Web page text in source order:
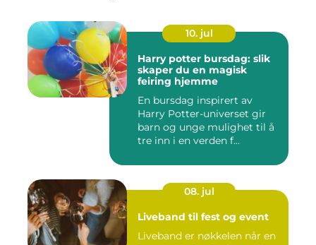
10. jul
Harry potter bursdag: slik
skaper du en magisk
feiring hjemme
En bursdag inspirert av
Harry Potter-universet gir
barn og unge mulighet til å
tre inn i en verden f...
08. jul
Liveband til fest og event
Liveband er nøkkelen når en